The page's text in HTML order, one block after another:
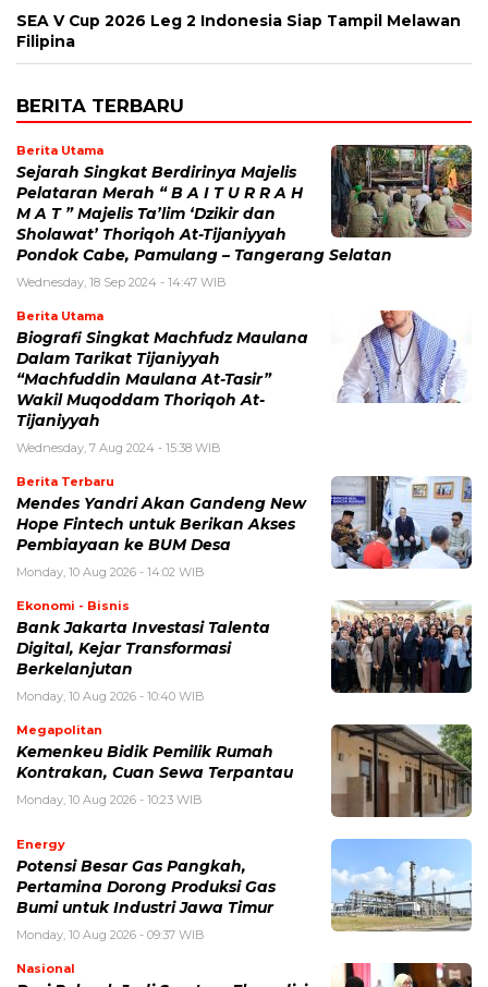
SEA V Cup 2026 Leg 2 Indonesia Siap Tampil Melawan
Filipina
BERITA TERBARU
Berita Utama
Sejarah Singkat Berdirinya Majelis
Pelataran Merah “ B A I T U R R A H
M A T ” Majelis Ta’lim ‘Dzikir dan
Sholawat’ Thoriqoh At-Tijaniyyah
Pondok Cabe, Pamulang – Tangerang Selatan
Wednesday, 18 Sep 2024 - 14:47 WIB
Berita Utama
Biografi Singkat Machfudz Maulana
Dalam Tarikat Tijaniyyah
“Machfuddin Maulana At-Tasir”
Wakil Muqoddam Thoriqoh At-
Tijaniyyah
Wednesday, 7 Aug 2024 - 15:38 WIB
Berita Terbaru
Mendes Yandri Akan Gandeng New
Hope Fintech untuk Berikan Akses
Pembiayaan ke BUM Desa
Monday, 10 Aug 2026 - 14:02 WIB
Ekonomi - Bisnis
Bank Jakarta Investasi Talenta
Digital, Kejar Transformasi
Berkelanjutan
Monday, 10 Aug 2026 - 10:40 WIB
Megapolitan
Kemenkeu Bidik Pemilik Rumah
Kontrakan, Cuan Sewa Terpantau
Monday, 10 Aug 2026 - 10:23 WIB
Energy
Potensi Besar Gas Pangkah,
Pertamina Dorong Produksi Gas
Bumi untuk Industri Jawa Timur
Monday, 10 Aug 2026 - 09:37 WIB
Nasional